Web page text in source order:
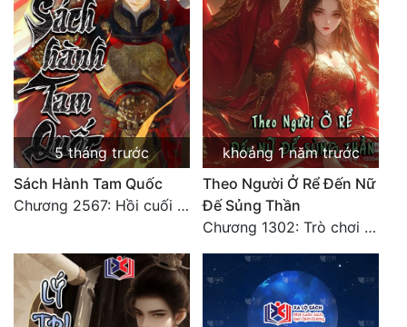
Đồng Nhân
Cẩu Đạo Trường Sinh
Ngự Thú
Truyện Nam
Truyện Nữ
Xây Dựng Thế Lực
Đam Mỹ
5 tháng trước
Sách Hành Tam Quốc
Chương 2567: Hồi cuối [HẾT]
khoảng 1 năm trước
Theo Người Ở Rể Đến Nữ
Đế Sủng Thần
Chương 1302: Trò chơi mười người của Khúc Linh